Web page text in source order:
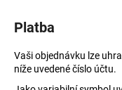
Platba
Vaši objednávku lze
níže uvedené číslo účtu.
e
e